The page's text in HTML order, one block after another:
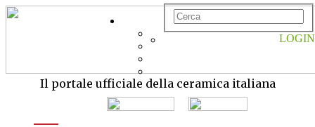
Il portale ufficiale della ceramica italiana
LOGIN